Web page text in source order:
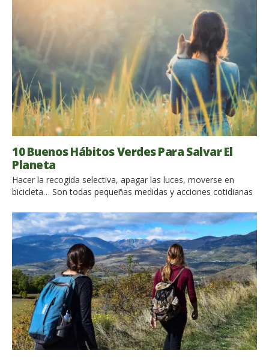
10 Buenos Hábitos Verdes Para Salvar El
Planeta
Hacer la recogida selectiva, apagar las luces, moverse en
bicicleta… Son todas pequeñas medidas y acciones cotidianas
hacer mucho, contribuyendo a la salvaguardia del
planeta. Estos son los hábitos verdes que tienes que adoptar
para ayudar a salvar el planeta. Simples acciones cotidianas, y